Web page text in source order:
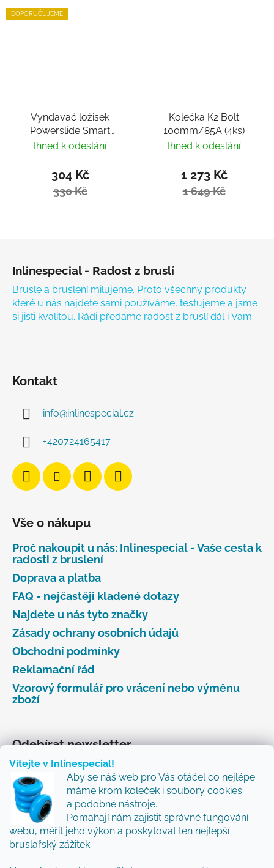
Vítejte v Inlinespecial!
Aby se náš web pro Vás otáčel co nejlépe
máme krom koleček i soubory cookies
a podobné nástroje.
Pomáhají nám zajistit správné fungování
webu, měřit jeho výkon a poskytovat ten nejlepší
bruslařský zážitek.
DOPORUČUJEME
Vyndavač ložisek
Powerslide Smart
Bearing Remover by
Ihned k odeslání
304 Kč
330 Kč
Kolečka K2 Bolt
100mm/85A (4ks)
Ihned k odeslání
1 273 Kč
1 649 Kč
Inlinespecial - Radost z bruslí
Brusle a bruslení milujeme. Proto všechny produkty
které u nás najdete sami používáme, testujeme a jsme
si jisti kvalitou. Rádi předáme radost z bruslí dál i Vám.
Kontakt
info@inlinespecial.cz
+420724165417
Vše o nákupu
Proč nakoupit u nás: Inlinespecial - Vaše cesta k
radosti z bruslení
Doprava a platba
FAQ - nejčastěji kladené dotazy
Najdete u nás tyto značky
Zásady ochrany osobních údajů
Obchodní podmínky
Reklamační řád
Vzorový formulář pro vrácení nebo výměnu
zboží
Odebírat newsletter
Vložte svůj e-mail a my vám budeme zasílat informace
o nových produktech na našem e-shopu.
Přidejte se k nám a my Vám budeme zasílat ty nejlepší
novinky a tipy.
E-mail